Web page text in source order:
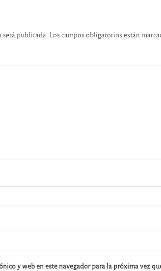
publicada. Los campos obligatorios están
y web en este navegador para la próxima vez